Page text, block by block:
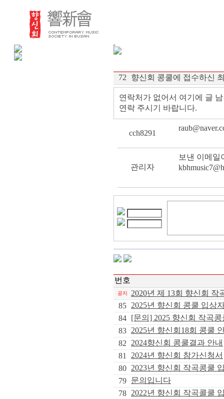
72 향신회 콩쿨에 접수하신
연락처가 없어서 여기에 글
연락 주시기 바랍니다.
cch8291
관리자
보낸 이메일
번호
공지
2020년 제 13회 향신회 작
85
2025년 향신회 콩쿨 입상
84
[문의] 2025 향신회 작곡
83
2025년 향신회18회 콩쿨
82
2024향신회 콩쿨결과 안내
81
2024년 향신회 참가신청서
80
2023년 향신회 작곡콩쿨
79
문의입니다
78
2022년 향신회 작곡콜쿨